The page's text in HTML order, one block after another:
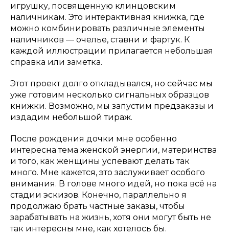
игрушку, посвященную клинцовским
наличникам. Это интерактивная книжка, где
можно комбинировать различные элементы
наличников — очелье, ставни и фартук. К
каждой иллюстрации прилагается небольшая
справка или заметка.
Этот проект долго откладывался, но сейчас мы
уже готовим несколько сигнальных образцов
книжки. Возможно, мы запустим предзаказы и
издадим небольшой тираж.
После рождения дочки мне особенно
интересна тема женской энергии, материнства
и того, как женщины успевают делать так
много. Мне кажется, это заслуживает особого
внимания. В голове много идей, но пока всё на
стадии эскизов. Конечно, параллельно я
продолжаю брать частные заказы, чтобы
зарабатывать на жизнь, хотя они могут быть не
так интересны мне, как хотелось бы.